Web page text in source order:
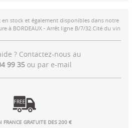
en stock et également disponibles dans notre
à BORDEAUX - Arrêt ligne B/7/32 Cité du vin
? Contactez-nous au
99 35 ou par e-mail
FRANCE GRATUITE DES 200 €